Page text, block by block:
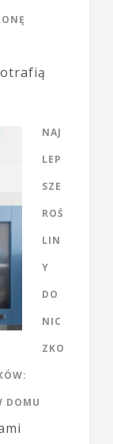
NAJ
LEP
SZE
ROŚ
LIN
Y
DO
NIC
ZKO
DOMU